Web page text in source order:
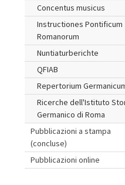
Concentus musicus
Instructiones Pontificum
Romanorum
Nuntiaturberichte
QFIAB
Repertorium
Ricerche dell'Istituto
Germanico di Roma
Pubblicazioni a stampa
(concluse)
Pubblicazioni online